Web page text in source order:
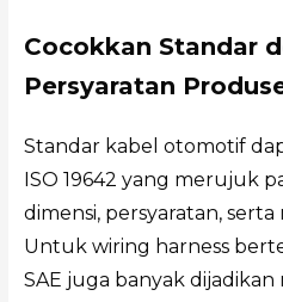
Cocokkan Standar
Persyaratan
Standar kabel otomotif
ISO 19642 yang merujuk
dimensi, persyaratan,
Untuk wiring harness
SAE juga banyak dijadikan